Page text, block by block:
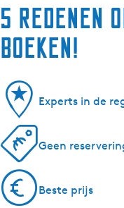
5 redenen
boeken!
Experts in de
Geen
Beste prijs